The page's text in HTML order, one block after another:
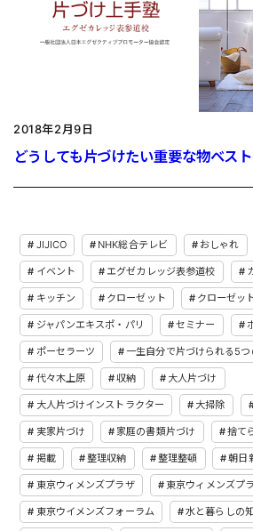
2018年2月9日
どうしても片づけたい重要な物ベスト
JIJICO NHK総合テレビ おしゃれ
イベント エグゼカレッジ表参道校
キッチン クローゼット クローゼッ
ジャパンエキスポ・パリ セミナー
ポーセラーツ 一生自分で片づけられる5
代々木上原 収納 大人片づけ
大人片づけインストラクター 大掃除
実家片づけ 家庭の書類片づけ 捨て
掲載 整理収納 整理整頓 朝日
東京ウィメンズプラザ 東京ウィメンズプ
東京ウイメンズフォーラム 水と暮らしの